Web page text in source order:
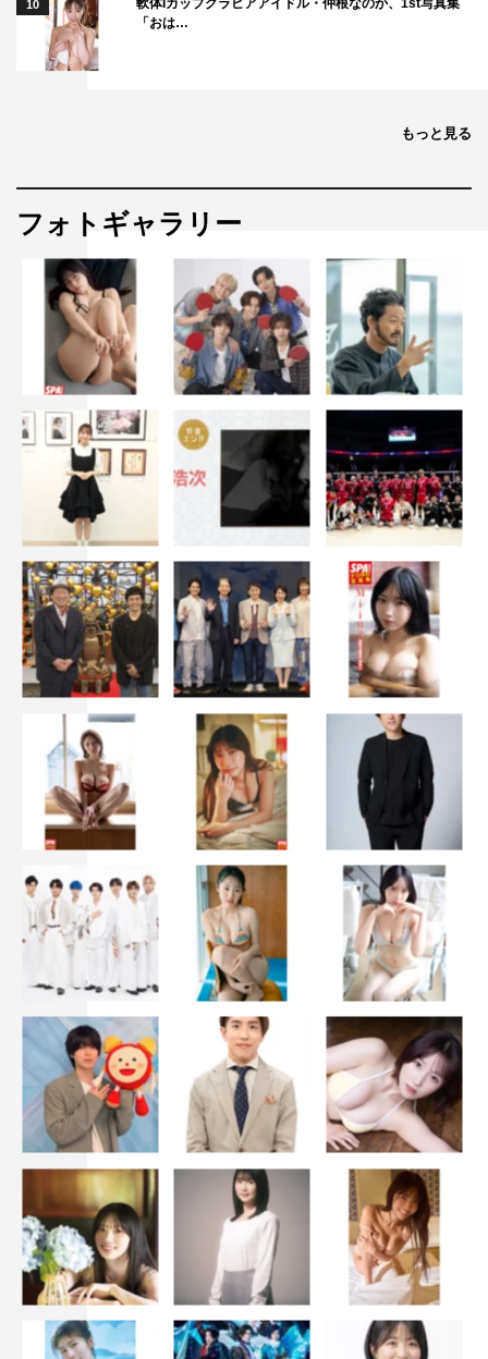
10
「おは…
もっと見る
フォトギャラリー